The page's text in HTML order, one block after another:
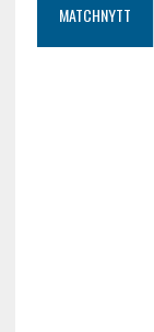
MATCHNYTT